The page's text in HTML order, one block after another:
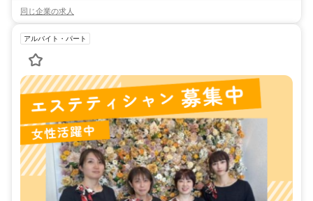
同じ企業の求人
アルバイト・パート